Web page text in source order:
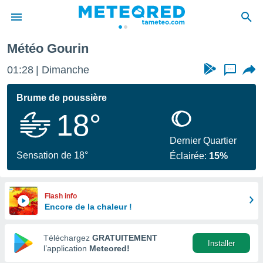
de
en
Météo Gourin
01:28 Dimanche ...
Brume de poussière
18°
Sensation de 18°
Dernier Quartier
Éclairée: 15%
Flash info
Encore de la chaleur !
Téléchargez GRATUITEMENT
l’application Meteored!
Installer